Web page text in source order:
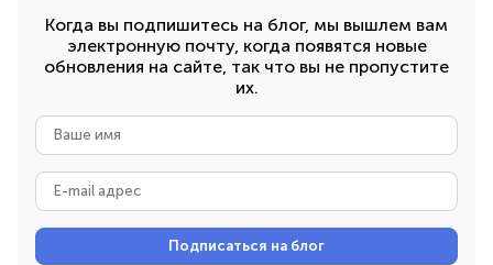
Когда вы подпишитесь на блог, мы вышлем вам
электронную почту, когда появятся новые
обновления на сайте, так что вы не пропустите
их.
адрес
Подписаться на блог